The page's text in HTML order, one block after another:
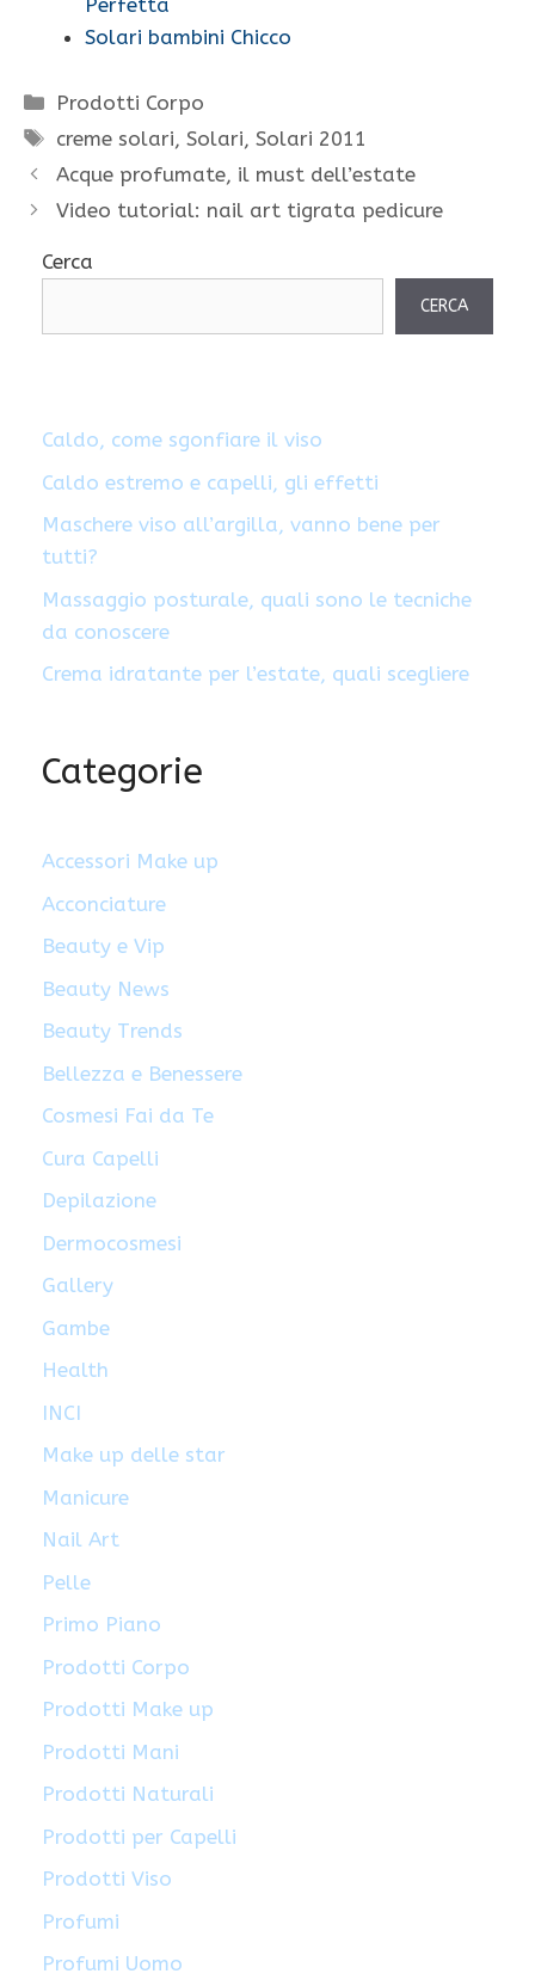
Perfetta
Solari bambini Chicco
Categorie
Prodotti Corpo
Tag
creme solari,Solari,Solari 2011
Acque profumate, il must dell’estate
Video tutorial: nail art tigrata pedicure
Cerca
CERCA
Caldo, come sgonfiare il viso
Caldo estremo e capelli, gli effetti
Maschere viso all’argilla, vanno bene per
tutti?
Massaggio posturale, quali sono le tecniche
da conoscere
Crema idratante per l’estate, quali scegliere
Categorie
Accessori Make up
Acconciature
Beauty e Vip
Beauty News
Beauty Trends
Bellezza e Benessere
Cosmesi Fai da Te
Cura Capelli
Depilazione
Dermocosmesi
Gallery
Gambe
Health
INCI
Make up delle star
Manicure
Nail Art
Pelle
Primo Piano
Prodotti Corpo
Prodotti Make up
Prodotti Mani
Prodotti Naturali
Prodotti per Capelli
Prodotti Viso
Profumi
Profumi Uomo